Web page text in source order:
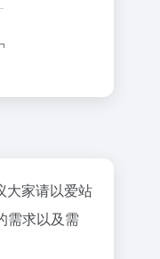
大家请以爱站
需求以及需